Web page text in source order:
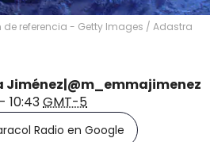
de referencia - Getty Images / Adastra
Jiménez|@m_emmajimenez
10:43GMT-5
Radio en Google